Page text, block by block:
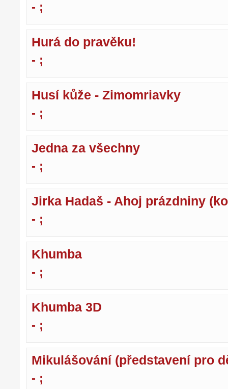
- ;
Hurá do pravěku!
- ;
Husí kůže - Zimomriavky
- ;
Jedna za všechny
- ;
Jirka Hadaš - Ahoj prázdniny
- ;
Khumba
- ;
Khumba 3D
- ;
Mikulášování (představení pro
- ;